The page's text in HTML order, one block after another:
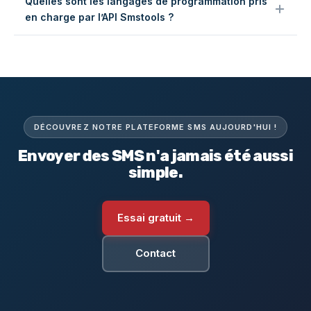
message. Consultez notrepage tarifs
en charge par l’API Smstools ?
Nous proposons des SDK et des exemples de code
et des webhooks.
DÉCOUVREZ NOTRE PLATEFORME SMS AUJOURD'HUI !
Envoyer des SMS n'a jamais été aussi
simple.
Essai gratuit →
Contact